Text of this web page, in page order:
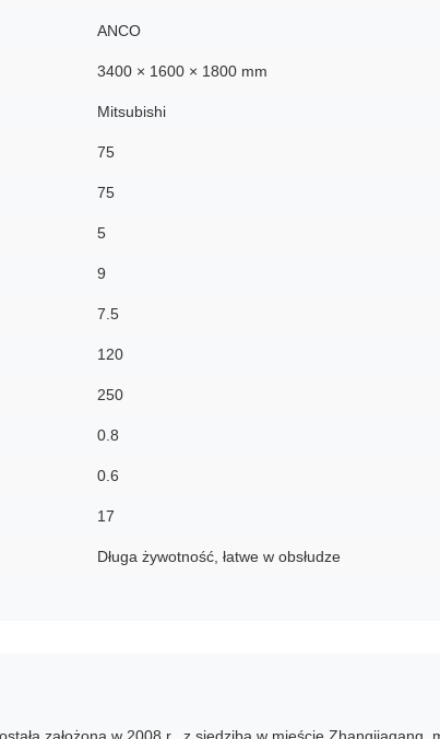
ANCO
3400 × 1600 × 1800 mm
Mitsubishi
75
75
5
9
7.5
120
250
0.8
0.6
17
Długa żywotność, łatwe w obsłudze
założona w 2008 r., z siedzibą w mieście Zhangjiagang,